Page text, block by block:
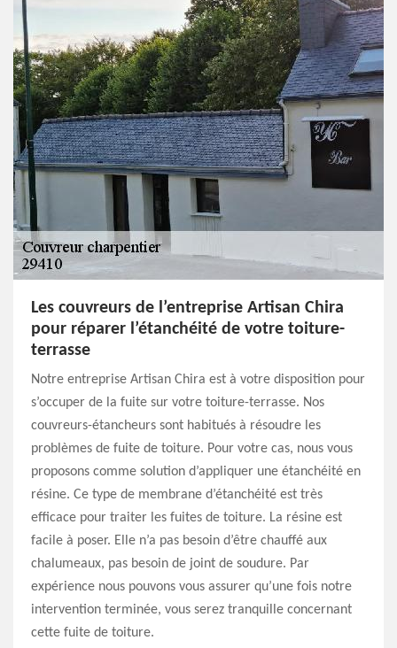
Les couvreurs de l’entreprise Artisan Chira
pour réparer l’étanchéité de votre toiture-
terrasse
Notre entreprise Artisan Chira est à votre disposition pour
s’occuper de la fuite sur votre toiture-terrasse. Nos
couvreurs-étancheurs sont habitués à résoudre les
problèmes de fuite de toiture. Pour votre cas, nous vous
proposons comme solution d’appliquer une étanchéité en
résine. Ce type de membrane d’étanchéité est très
efficace pour traiter les fuites de toiture. La résine est
facile à poser. Elle n’a pas besoin d’être chauffé aux
chalumeaux, pas besoin de joint de soudure. Par
expérience nous pouvons vous assurer qu’une fois notre
intervention terminée, vous serez tranquille concernant
cette fuite de toiture.